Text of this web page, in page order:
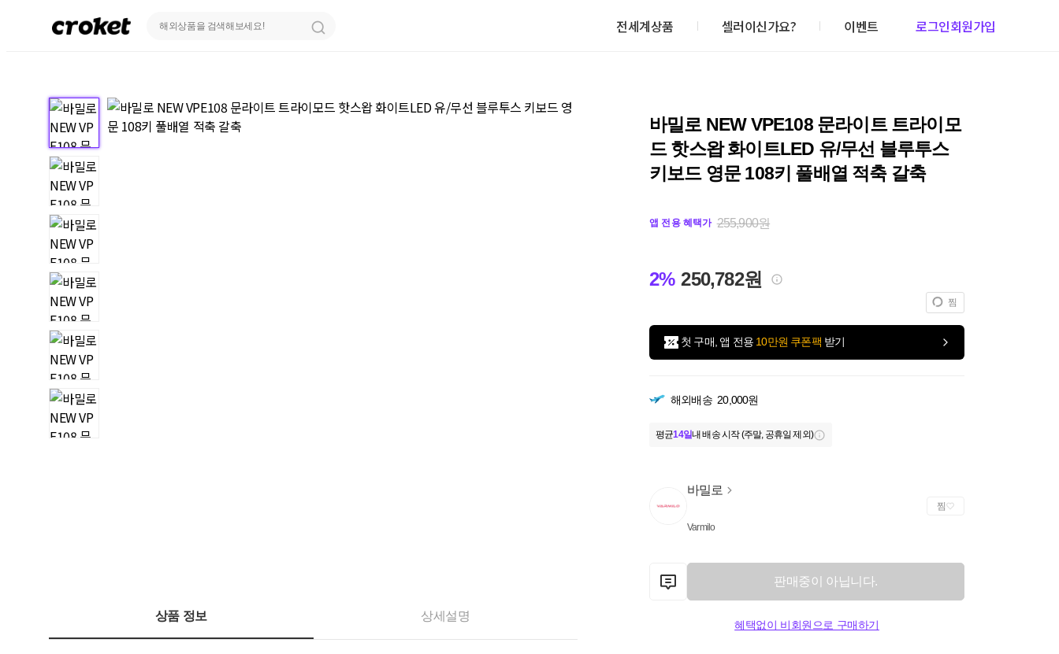
전세계상품 셀러이신가요? 이벤트 로그인회원가입
바밀로 NEW VPE108 문라이트 트라이모
드 핫스왑 화이트LED 유/무선 블루투스
키보드 영문 108키 풀배열 적축 갈축
앱 전용 혜택가 255,900원
2% 250,782원
찜
첫 구매, 앱 전용 10만원 쿠폰팩 받기
해외배송 20,000원
평균14일내 배송 시작 (주말, 공휴일 제외)
바밀로
Varmilo
찜
판매중이 아닙니다.
혜택없이 비회원으로 구매하기
상품 정보 상세설명